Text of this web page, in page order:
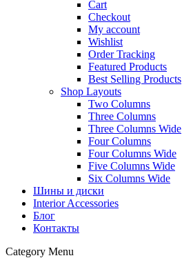
Cart
Checkout
My account
Wishlist
Order Tracking
Featured Products
Best Selling Products
Shop Layouts
Two Columns
Three Columns
Three Columns Wide
Four Columns
Four Columns Wide
Five Columns Wide
Six Columns Wide
Шины и диски
Interior Accessories
Блог
Контакты
Category Menu